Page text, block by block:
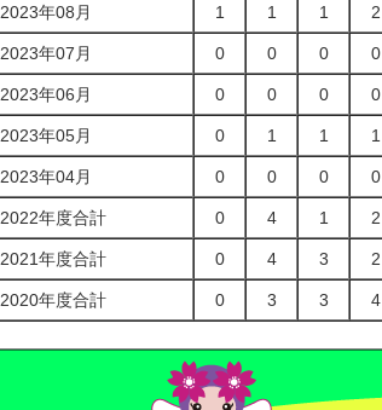
2023年08月 1 1 1 2
2023年07月 0 0 0 0
2023年06月 0 0 0 0
2023年05月 0 1 1 1
2023年04月 0 0 0 0
2022年度合計 0 4 1 2
2021年度合計 0 4 3 2
2020年度合計 0 3 3 4